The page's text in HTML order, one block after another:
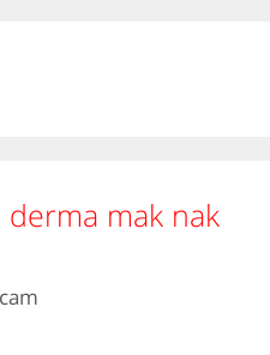
mak nak